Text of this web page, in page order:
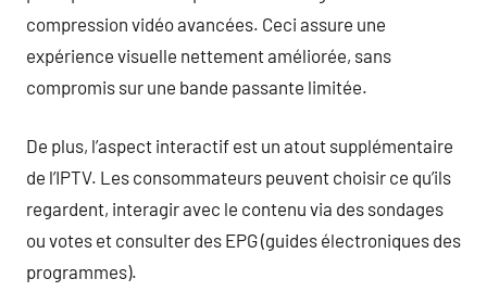
compression vidéo avancées. Ceci assure une
expérience visuelle nettement améliorée, sans
compromis sur une bande passante limitée.
De plus, l’aspect interactif est un atout supplémentaire
de l’IPTV. Les consommateurs peuvent choisir ce qu’ils
regardent, interagir avec le contenu via des sondages
ou votes et consulter des EPG (guides électroniques des
programmes).